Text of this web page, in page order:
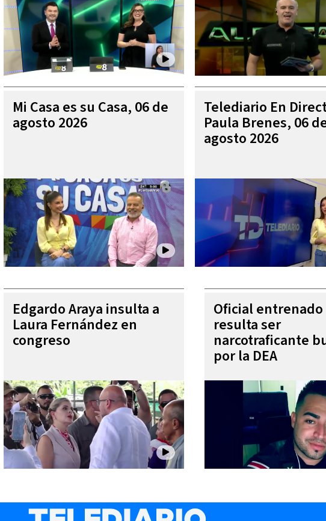
Mi Casa es su Casa, 06 de
agosto 2026
Telediario En
Paula Brenes, 06
agosto 2026
Edgardo Araya insulta a
Laura Fernández en
congreso
Oficial entrenado
resulta ser
narcotraficante
por la DEA